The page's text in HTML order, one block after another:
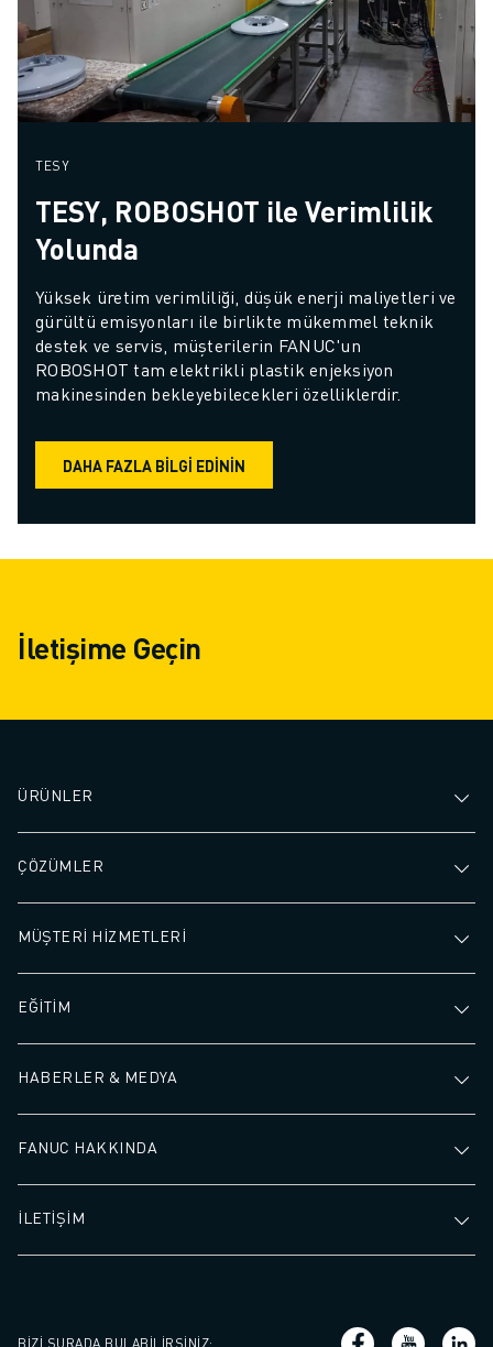
TESY
TESY, ROBOSHOT ile Verimlilik
Yolunda
Yüksek üretim verimliliği, düşük enerji maliyetleri ve
gürültü emisyonları ile birlikte mükemmel teknik
destek ve servis, müşterilerin FANUC'un
ROBOSHOT tam elektrikli plastik enjeksiyon
makinesinden bekleyebilecekleri özelliklerdir.
DAHA FAZLA BILGI EDININ
İletişime Geçin
ÜRÜNLER
ÇÖZÜMLER
MÜŞTERİ HİZMETLERİ
EĞİTİM
HABERLER & MEDYA
FANUC HAKKINDA
İLETİŞİM
BIZI ŞURADA BULABILIRSINIZ: